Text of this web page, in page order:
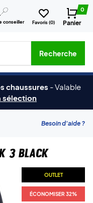
conseiller Favoris (0)
0
Panier
marques, etc.
Recherche
chaussures -Valable
sélection
Besoin d'aide ?
3 Black
OUTLET
ÉCONOMISER 32%
OUTLET
ÉCONOMISER 32%
OUTLET
ÉCONOMISER 32%
OUTLET
ÉCONOMISER 32%